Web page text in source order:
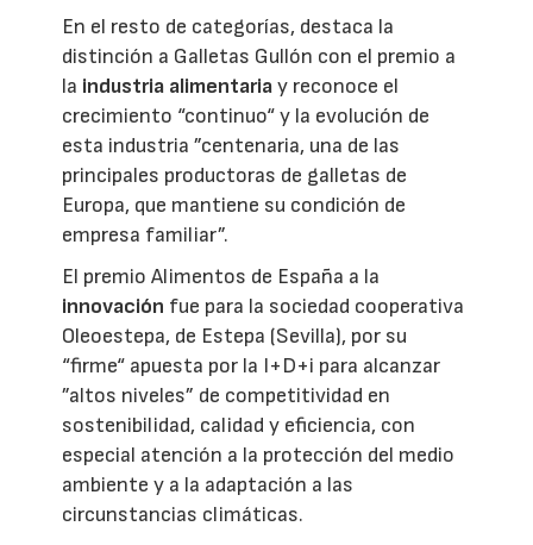
En el resto de categorías, destaca la
distinción a Galletas Gullón con el premio a
la industria alimentariay reconoce el
crecimiento “continuo“ y la evolución de
esta industria ”centenaria, una de las
principales productoras de galletas de
Europa, que mantiene su condición de
empresa familiar”.
El premio Alimentos de España a la
innovación fue para la sociedad cooperativa
Oleoestepa, de Estepa (Sevilla), por su
“firme“ apuesta por la I+D+i para alcanzar
”altos niveles” de competitividad en
sostenibilidad, calidad y eficiencia, con
especial atención a la protección del medio
ambiente y a la adaptación a las
circunstancias climáticas.